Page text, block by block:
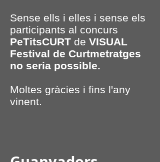
Sense ells i elles i sense els
participants al concurs
PeTitsCURT de VISUAL
Festival de Curtmetratges
no seria possible.
Moltes gràcies i fins l'any
vinent.